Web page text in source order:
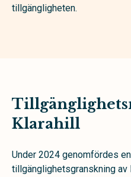
tillgängligheten.
Klarahill
Under 2024 genomfördes
tillgänglighetsgranskning